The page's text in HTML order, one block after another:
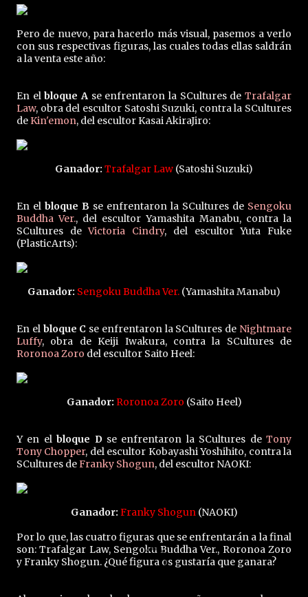
Pero de nuevo, para hacerlo más visual, pasemos a verlo
con sus respectivas figuras, las cuales todas ellas saldrán
a la venta este año:
En elbloque A se enfrentaron la SCultures deTrafalgar
Law, obra del escultor Satoshi Suzuki, contra la SCultures
deKin'emon, del escultor Kasai AkiraJiro:
Ganador: Trafalgar Law (Satoshi Suzuki)
En el bloque B se enfrentaron la SCultures de Sengoku
Buddha Ver., del escultor Yamashita Manabu, contra la
SCultures deVictoria Cindry, del escultor Yuta Fuke
(PlasticArts):
Ganador: Sengoku Buddha Ver. (Yamashita Manabu)
En el bloque C se enfrentaron la SCultures de Nightmare
Luffy, obra deKeiji Iwakura, contra la SCultures de
Roronoa Zoro del escultor Saito Heel:
Ganador: Roronoa Zoro (Saito Heel)
Y en elbloque Dse enfrentaron la SCultures deTony
Tony Chopper, del escultor Kobayashi Yoshihito, contra la
SCultures deFranky Shogun, del escultor NAOKI:
Ganador: Franky Shogun(NAOKI)
Por lo que, las cuatro figuras que se enfrentarán a la final
son: Trafalgar Law, Sengoku Buddha Ver., Roronoa Zoro
y Franky Shogun. ¿Qué figura os gustaría que ganara?